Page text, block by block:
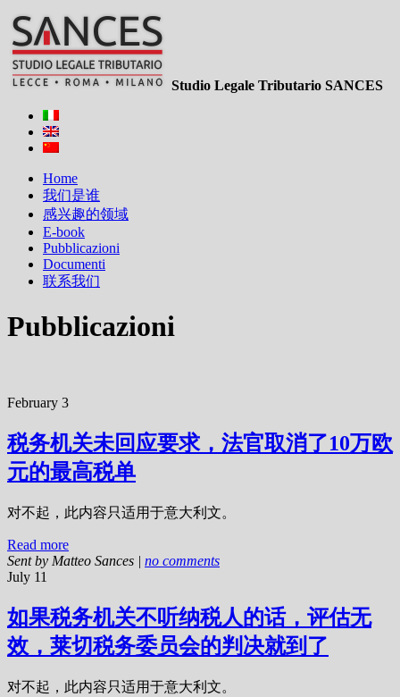
Studio Legale Tributario SANCES
Home
我们是谁
感兴趣的领域
E-book
Pubblicazioni
Documenti
联系我们
Pubblicazioni
February 3
税务机关未回应要求，法官取消了10万欧
元的最高税单
对不起，此内容只适用于意大利文。
Read more
Sent by Matteo Sances | no comments
July 11
如果税务机关不听纳税人的话，评估无
效，莱切税务委员会的判决就到了
对不起，此内容只适用于意大利文。